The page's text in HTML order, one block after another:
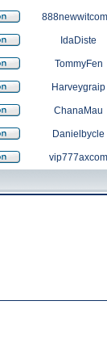
IdaDiste
TommyFen
Harveygraip
ChanaMau
Danielbycle
vip777axcom